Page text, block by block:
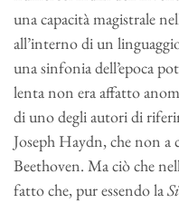
una capacità magistrale
all’interno di un
una sinfonia dell’epoca
lenta non era affatto
di uno degli autori di
Joseph Haydn, che non a
Beethoven. Ma ciò che
fatto che, pur essendo la